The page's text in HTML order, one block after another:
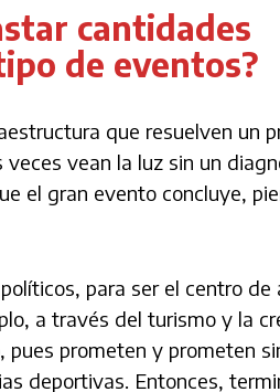
cantidades
de eventos?
que resuelven un
vean la luz sin un
el gran evento concluye,
para ser el centro de
a través del turismo y la
prometen y prometen
deportivas. Entonces,